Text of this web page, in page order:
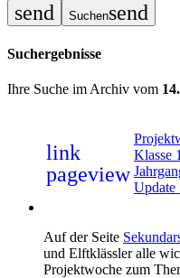
send Suchensend
Suchergebnisse
Ihre Suche im Archiv vom
link
pageview
Klasse
Update
Auf der Seite
und Elftklässler alle
Projektwoche zum